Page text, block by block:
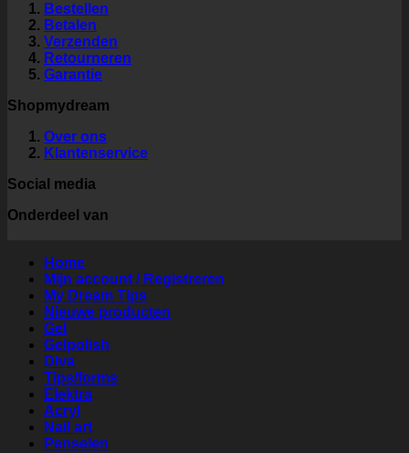
Bestellen
Betalen
Verzenden
Retourneren
Garantie
Shopmydream
Over ons
Klantenservice
Social media
Onderdeel van
Home
Mijn account / Registreren
My Dream Tips
Nieuwe producten
Gel
Gelpolish
Diva
Tips/forms
Elektra
Acryl
Nail art
Penselen